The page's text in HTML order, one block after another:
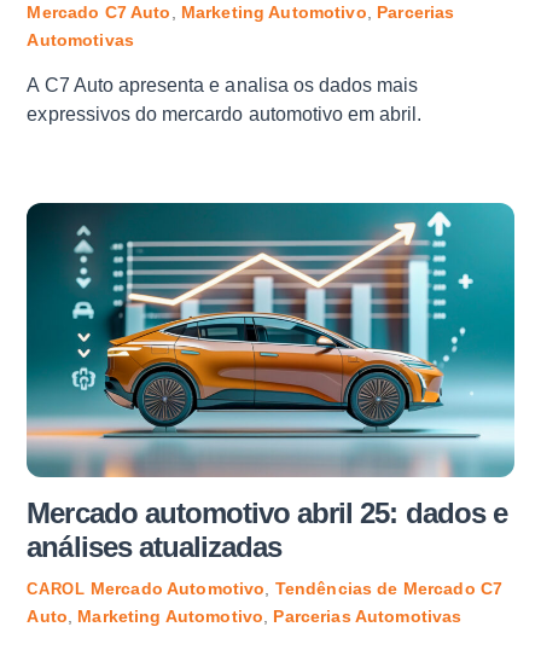
Mercado C7 Auto Marketing Automotivo
Parcerias
Automotivas
A C7 Auto apresenta e analisa os dados mais
expressivos do mercardo automotivo em abril.
Mercado automotivo abril 25: dados e
análises atualizadas
CAROL Mercado Automotivo, Tendências de Mercado C7
Auto, Marketing Automotivo, Parcerias Automotivas